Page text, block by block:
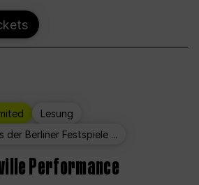
Lesung
der Berliner Festspiele ...
Performance